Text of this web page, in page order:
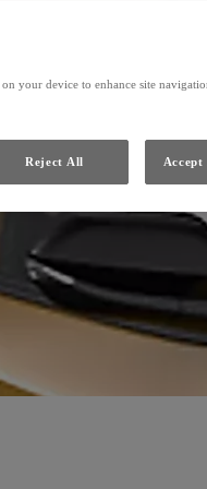
your device to enhance site
Reject All Accept